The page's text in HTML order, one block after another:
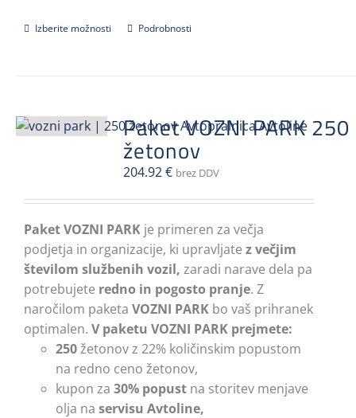
Izberite možnosti
Ta
Možnosti
lahko
izberete
strani
izdelka
Podrobnosti
Paket VOZNI PARK 250
žetonov
204.92€ brez DDV
Paket VOZNI PARK je primeren za večja
podjetja in organizacije, ki upravljate z večjim
številom službenih vozil, zaradi narave dela pa
potrebujete redno in pogosto pranje. Z
naročilom paketa VOZNI PARK bo vaš prihranek
optimalen. V paketu VOZNI PARK prejmete:
250žetonov z 22% količinskim popustom
na redno ceno žetonov,
kupon za 30% popust na storitev menjave
olja na servisu Avtoline,